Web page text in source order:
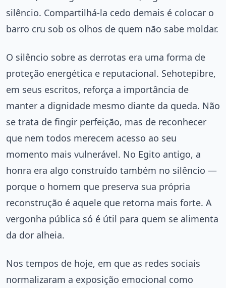
silêncio. Compartilhá-la cedo demais é colocar o
barro cru sob os olhos de quem não sabe moldar.
O silêncio sobre as derrotas era uma forma de
proteção energética e reputacional. Sehotepibre,
em seus escritos, reforça a importância de
manter a dignidade mesmo diante da queda. Não
se trata de fingir perfeição, mas de reconhecer
que nem todos merecem acesso ao seu
momento mais vulnerável. No Egito antigo, a
honra era algo construído também no silêncio —
porque o homem que preserva sua própria
reconstrução é aquele que retorna mais forte. A
vergonha pública só é útil para quem se alimenta
da dor alheia.
Nos tempos de hoje, em que as redes sociais
normalizaram a exposição emocional como